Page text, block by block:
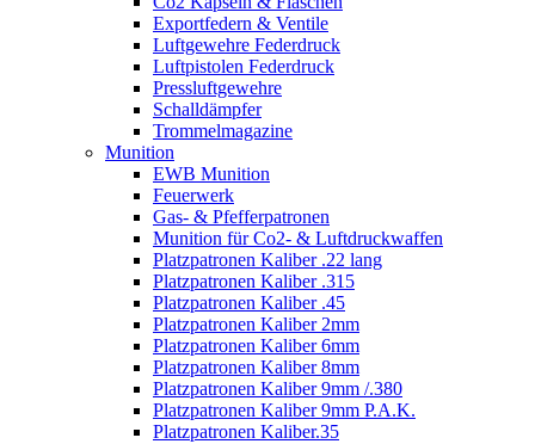
Exportfedern & Ventile
Luftgewehre Federdruck
Luftpistolen Federdruck
Pressluftgewehre
Schalldämpfer
Trommelmagazine
Munition
EWB Munition
Feuerwerk
Gas- & Pfefferpatronen
Munition für Co2- & Luftdruckwaffen
Platzpatronen Kaliber .22 lang
Platzpatronen Kaliber .315
Platzpatronen Kaliber .45
Platzpatronen Kaliber 2mm
Platzpatronen Kaliber 6mm
Platzpatronen Kaliber 8mm
Platzpatronen Kaliber 9mm /.380
Platzpatronen Kaliber 9mm P.A.K.
Platzpatronen Kaliber.35